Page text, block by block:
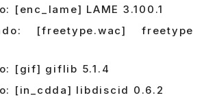
[enc_lame] LAME 3.100.1
[freetype.wac] freetype
[gif] giflib 5.1.4
[in_cdda] libdiscid 0.6.2